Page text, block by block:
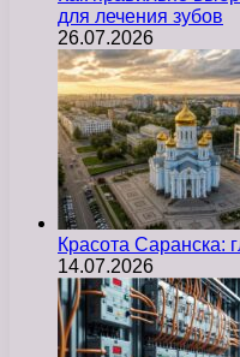
для лечения зубов
26.07.2026
Красота Саранска:
14.07.2026